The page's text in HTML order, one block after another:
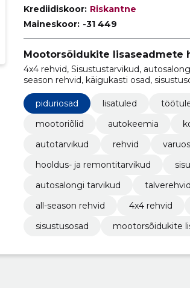
Krediidiskoor: Riskantne
Maineskoor: -31 449
Mootorsõidukite lisaseadmete
4x4 rehvid, Sisustustarvikud,
season rehvid, käigukasti osad,
remontitarvikud
piduriosad
lisatuled
mootoriõlid
autokeemia
autotarvikud
rehvid
hooldus- ja remontitarvikud
autosalongi tarvikud
talverehvid
all-season rehvid
4x4 rehvid
sisustusosad
mootorsõidukite